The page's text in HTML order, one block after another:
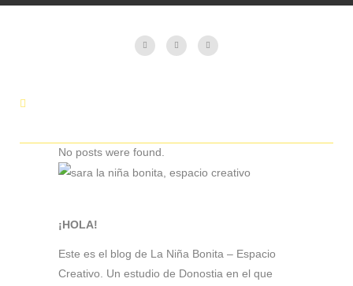
No posts were found.
¡HOLA!
Este es el blog de La Niña Bonita – Espacio
Creativo. Un estudio de Donostia en el que